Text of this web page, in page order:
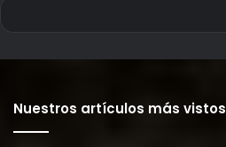
Nuestros artículos más vistos